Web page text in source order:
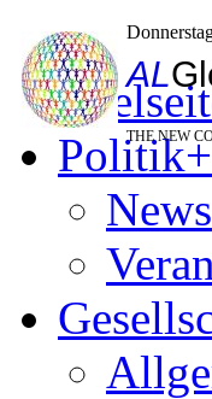
AL
THE NEW
News